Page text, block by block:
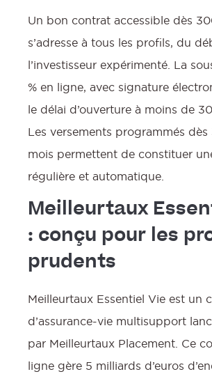
Un bon contrat accessible dès
s’adresse à tous les profils, du
l’investisseur expérimenté. La
% en ligne, avec signature
le délai d’ouverture à moins de
Les versements programmés
mois permettent de constituer
régulière et automatique.
Meilleurtaux
: conçu pour les
prudents
Meilleurtaux Essentiel Vie est un
d’assurance-vie multisupport
par Meilleurtaux Placement. Ce
ligne gère 5 milliards d’euros